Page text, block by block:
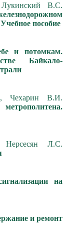
В.С.
пособие
и потомкам.
Байкало-
Чехарин В.И.
Л.С.
на
и ремонт